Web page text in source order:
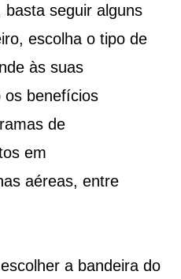
seguir alguns
escolha o tipo de
às suas
os benefícios
de
em
aéreas, entre
a bandeira do